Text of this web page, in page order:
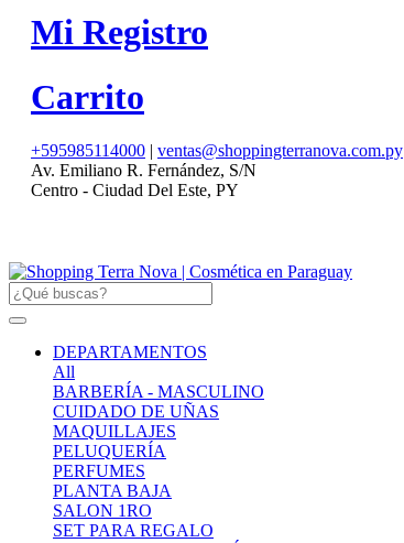
Mi Registro
Carrito
+595985114000 | ventas@shoppingterranova.com.py
Av. Emiliano R. Fernández, S/N
Centro - Ciudad Del Este, PY
DEPARTAMENTOS
All
BARBERÍA - MASCULINO
CUIDADO DE UÑAS
MAQUILLAJES
PELUQUERÍA
PERFUMES
PLANTA BAJA
SALON 1RO
SET PARA REGALO